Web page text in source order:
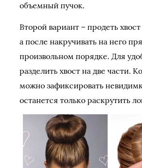
объемный пучок.
Второй вариант – продеть
а после накручивать на него
произвольном порядке. Для
разделить хвост на две части.
можно зафиксировать
останется только раскрутить